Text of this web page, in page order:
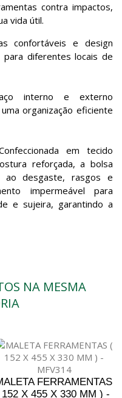
contra impactos,
vida útil.
confortáveis e design
diferentes locais de
interno e externo
organização eficiente
em tecido
reforçada, a bolsa
ao desgaste, rasgos e
impermeável para
e sujeira, garantindo a
NA MESMA
FERRAMENTAS
152 X 455 X 330 MM ) -